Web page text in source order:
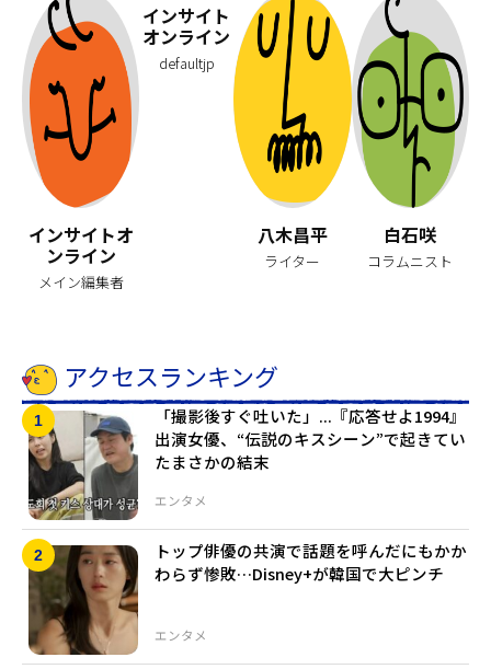
インサイトオ
ンライン
メイン編集者
インサイト
オンライン
defaultjp
八木昌平
ライター
白石咲
コラムニスト
アクセスランキング
エンタメ
「撮影後すぐ吐いた」...『応答せよ1994』
出演女優、“伝説のキスシーン”で起きてい
たまさかの結末
エンタメ
トップ俳優の共演で話題を呼んだにもかか
わらず惨敗…Disney+が韓国で大ピンチ